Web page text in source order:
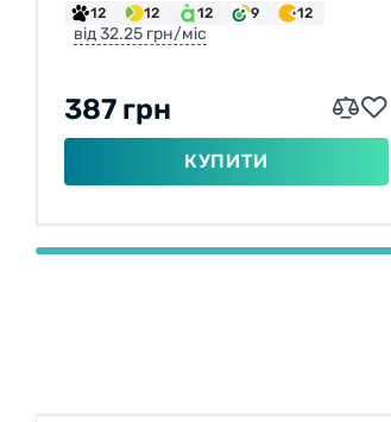
12 12 12 9 12
від 32.25 грн/міс
387 грн
КУПИТИ